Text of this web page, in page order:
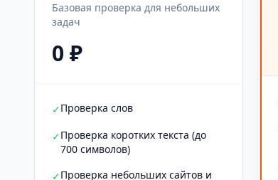
Базовая проверка для небольших
задач
0 ₽
✓Проверка слов
✓Проверка коротких текста (до
700 символов)
✓Проверка небольших сайтов и